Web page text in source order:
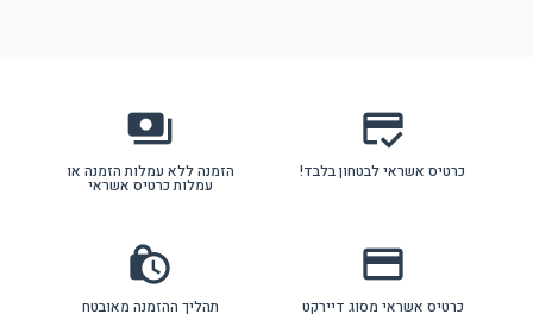
credit_score
כרטיס אשראי לבטחון בלבד!
payments
הזמנה ללא עמלות הזמנה או
עמלות כרטיס אשראי
credit_card
כרטיס אשראי מסוג דיירקט
lock_clock
תהליך ההזמנה מאובטח